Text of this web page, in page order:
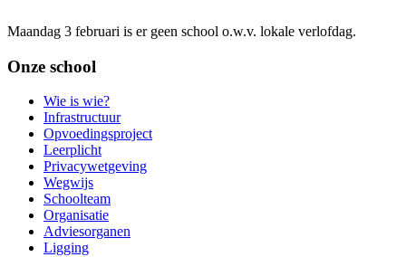
Maandag 3 februari is er geen school o.w.v. lokale verlofdag.
Onze school
Wie is wie?
Infrastructuur
Opvoedingsproject
Leerplicht
Privacywetgeving
Wegwijs
Schoolteam
Organisatie
Adviesorganen
Ligging